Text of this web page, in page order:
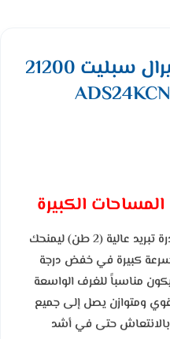
مكيف واي فاي ادميرال سبليت 21200
الكبيرة
يأتي مكيف واي فاي ادميرال بقدرة تبريد عالية (2 طن) ليمنحك
سرعة كبيرة في خفض درجة
مناسباً للغرف الواسعة
ومتوازن يصل إلى جميع
بالانتعاش حتى في أشد